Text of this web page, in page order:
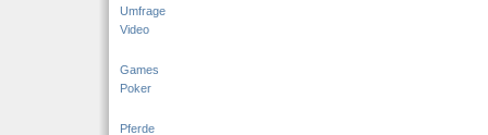
Umfrage
Video
Games
Poker
Pferde